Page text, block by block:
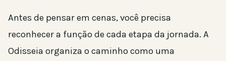
Antes de pensar em cenas, você precisa
reconhecer a função de cada etapa da jornada. A
Odisseia organiza o caminho como uma